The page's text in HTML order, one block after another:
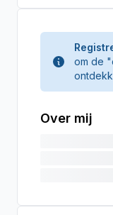
om de
Over mij